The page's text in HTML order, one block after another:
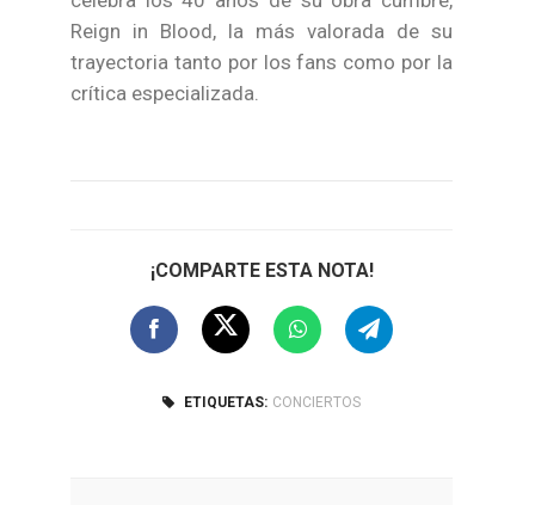
Reign in Blood, la más valorada de su
trayectoria tanto por los fans como por la
crítica especializada.
¡COMPARTE ESTA NOTA!
ETIQUETAS: CONCIERTOS